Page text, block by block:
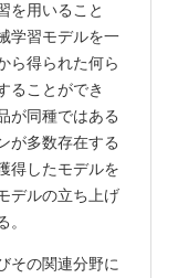
を用いること
学習モデルを一
ら得られた何ら
ることができ
が同種ではある
が多数存在する
得したモデルを
デルの立ち上げ
その関連分野に